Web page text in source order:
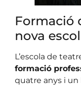
Formació
nova
L’escola de
formació
quatre anys i